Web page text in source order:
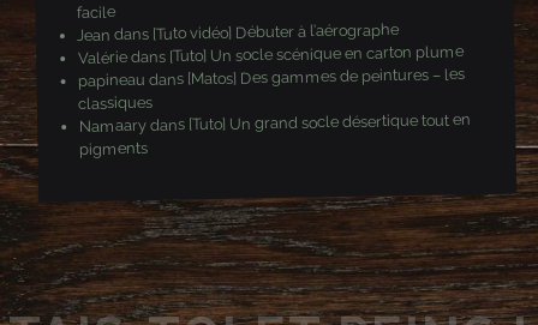
facile
Jean dans [Tuto vidéo] Débuter à l’aérographe
Valériedans [Tuto] Un socle scénique en carton plume
papineau dans [Matos] Des gammes de peintures – les
classiques
Namaarydans [Tuto] Un grand socle désertique tout en
pigments